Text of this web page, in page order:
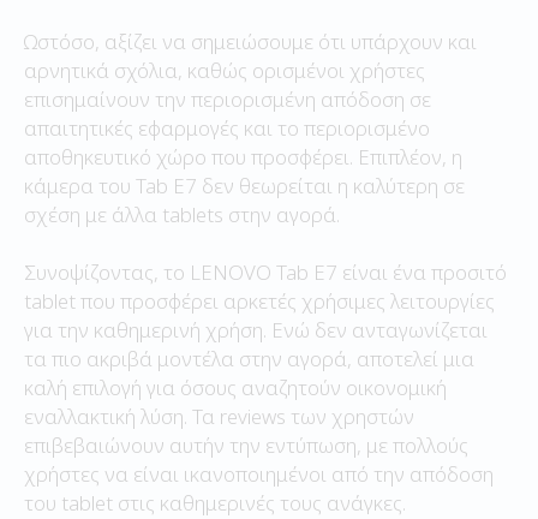
Ωστόσο, αξίζει να σημειώσουμε ότι υπάρχουν και
αρνητικά σχόλια, καθώς ορισμένοι χρήστες
επισημαίνουν την περιορισμένη απόδοση σε
απαιτητικές εφαρμογές και το περιορισμένο
αποθηκευτικό χώρο που προσφέρει. Επιπλέον, η
κάμερα του Tab E7 δεν θεωρείται η καλύτερη σε
σχέση με άλλα tablets στην αγορά.
Συνοψίζοντας, το LENOVO Tab E7 είναι ένα προσιτό
tablet που προσφέρει αρκετές χρήσιμες λειτουργίες
για την καθημερινή χρήση. Ενώ δεν ανταγωνίζεται
τα πιο ακριβά μοντέλα στην αγορά, αποτελεί μια
καλή επιλογή για όσους αναζητούν οικονομική
εναλλακτική λύση. Τα reviews των χρηστών
επιβεβαιώνουν αυτήν την εντύπωση, με πολλούς
χρήστες να είναι ικανοποιημένοι από την απόδοση
του tablet στις καθημερινές τους ανάγκες.